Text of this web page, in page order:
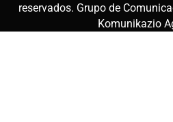
reservados. Grupo de
Komunikazio